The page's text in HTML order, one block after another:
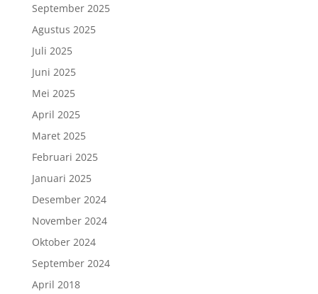
September 2025
Agustus 2025
Juli 2025
Juni 2025
Mei 2025
April 2025
Maret 2025
Februari 2025
Januari 2025
Desember 2024
November 2024
Oktober 2024
September 2024
April 2018